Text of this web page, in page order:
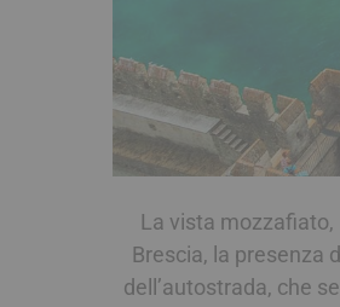
La vista
Brescia, la presenza
dell’autostrada, che